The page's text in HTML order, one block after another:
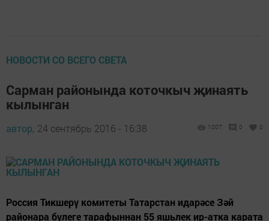
НОВОСТИ СО ВСЕГО СВЕТА
Сарман районында коточкыч җинаять
кылынган
автор, 24 сентябрь 2016 - 16:38 1007 0 0
Россия Тикшерү комитеты Татарстан идарәсе Зәй
районара бүлеге тарафыннан 55 яшьлек ир-атка карата